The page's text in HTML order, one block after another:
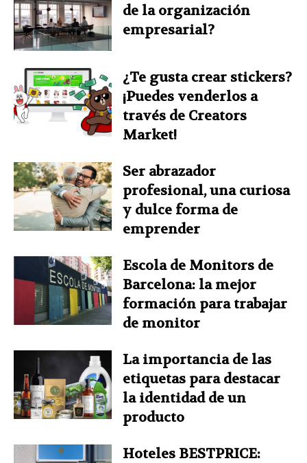
de la organización
empresarial?
¿Te gusta crear stickers?
¡Puedes venderlos a
través de Creators
Market!
Ser abrazador
profesional, una curiosa
y dulce forma de
emprender
Escola de Monitors de
Barcelona: la mejor
formación para trabajar
de monitor
La importancia de las
etiquetas para destacar
la identidad de un
producto
Hoteles BESTPRICE: